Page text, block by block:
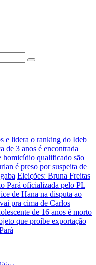
e lidera o ranking do Ideb
de 3 anos é encontrada
homicídio qualificado são
é preso por suspeita de
Eleições: Bruna Freitas
Pará oficializada pelo PL
de Hana na disputa ao
pra cima de Carlos
de 16 anos é morto
que proíbe exportação